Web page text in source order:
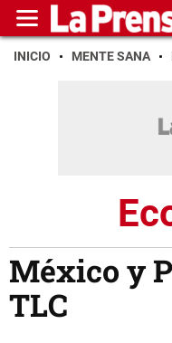
INICIO MENTE SANA
México y
TLC